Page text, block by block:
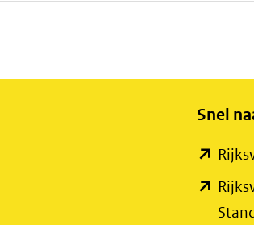
Snel